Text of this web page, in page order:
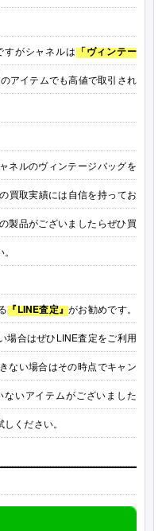
すがシャネルは「ヴィンテー
アイテムでも高値で取引され
ネルのヴィンテージバッグを
買取実績には自信を持ってお
製品がございましたらぜひ買
『LINE査定』がお勧めです。
場合はぜひLINE査定をご利用
ない場合はその時点でキャン
いアイテムがございました
ください。